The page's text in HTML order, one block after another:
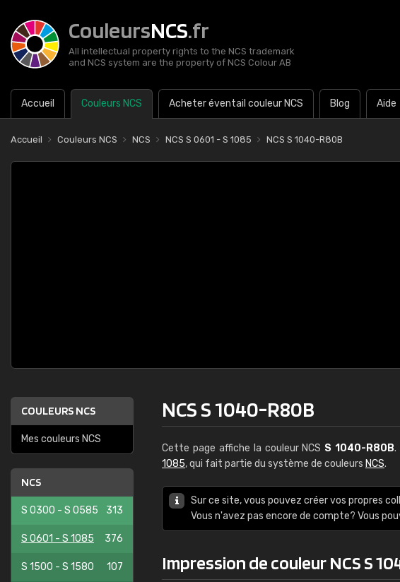
CouleursNCS.fr
All intellectual property rights to the NCS trademark
and NCS system are the property of NCS Colour AB
Accueil Couleurs NCS Acheter éventail couleur NCS Blog Aide
Accueil Couleurs NCS NCS NCS S 0601 - S 1085 NCS S 1040-R80B
COULEURS NCS
Mes couleurs NCS
NCS
S 0300 - S 0585 313
S 0601 - S 1085 376
S 1500 - S 1580 107
NCS S 1040-R80B
Cette page affiche la couleur NCS S 1040-R80B.
1085, qui fait partie du système de couleurs NCS.
Sur ce site, vous pouvez créer vos propres
Vous n'avez pas encore de compte? Vous
Impression de couleur NCS S